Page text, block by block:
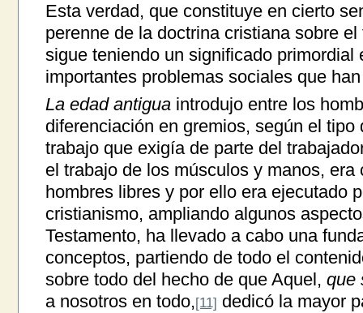
Esta verdad, que constituye en cierto
perenne de la doctrina cristiana sobre
sigue teniendo un significado primordial
importantes problemas sociales que
La edad antiguaintrodujo entre los
diferenciación en gremios, según el
trabajo que exigía de parte del
el trabajo de los músculos y manos, era
hombres libres y por ello era ejecutado
cristianismo, ampliando algunos
Testamento, ha llevado a cabo una
conceptos, partiendo de todo el
sobre todo del hecho de que Aquel, que
a nosotros en todo,[11] dedicó la mayor